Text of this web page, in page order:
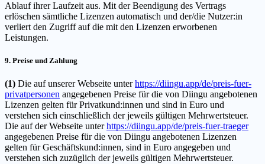
Ablauf ihrer Laufzeit aus. Mit der Beendigung des Vertrags
erlöschen sämtliche Lizenzen automatisch und der/die Nutzer:in
verliert den Zugriff auf die mit den Lizenzen erworbenen
Leistungen.
9. Preise und Zahlung
(1) Die auf unserer Webseite unter https://diingu.app/de/preis-fuer-
privatpersonen angegebenen Preise für die von Diingu angebotenen
Lizenzen gelten für Privatkund:innen und sind in Euro und
verstehen sich einschließlich der jeweils gültigen Mehrwertsteuer.
Die auf der Webseite unter https://diingu.app/de/preis-fuer-traeger
angegebenen Preise für die von Diingu angebotenen Lizenzen
gelten für Geschäftskund:innen, sind in Euro angegeben und
verstehen sich zuzüglich der jeweils gültigen Mehrwertsteuer.